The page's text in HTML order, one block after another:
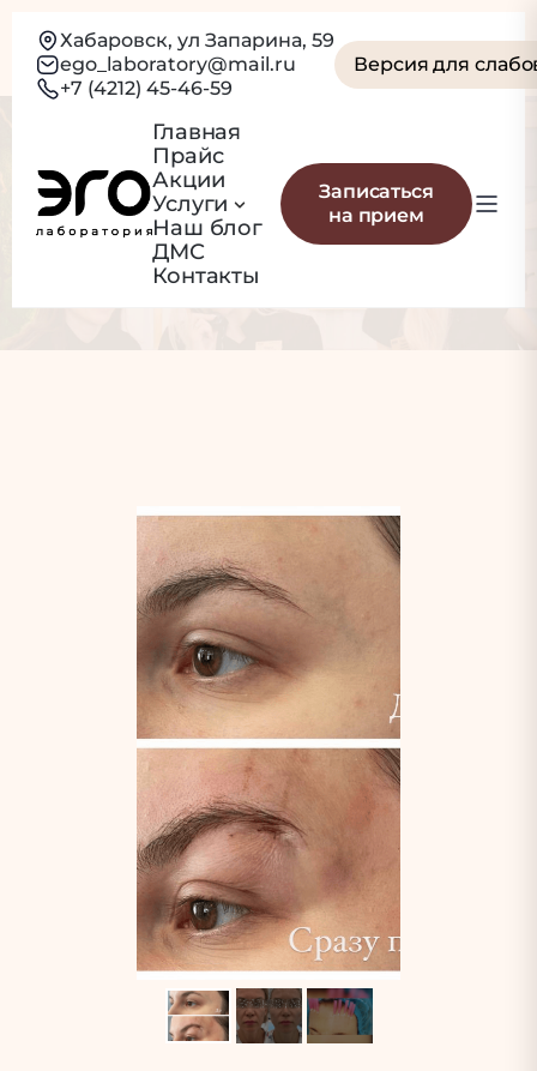
Хабаровск, ул Запарина, 59
ego_laboratory@mail.ru
+7 (4212) 45-46-59
Версия для
Главная
Прайс
Акции
Услуги
Наш блог
ДМС
Контакты
Записаться
на прием
Шлифовка
рубцов